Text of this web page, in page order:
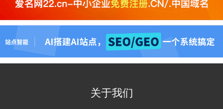
关于我们